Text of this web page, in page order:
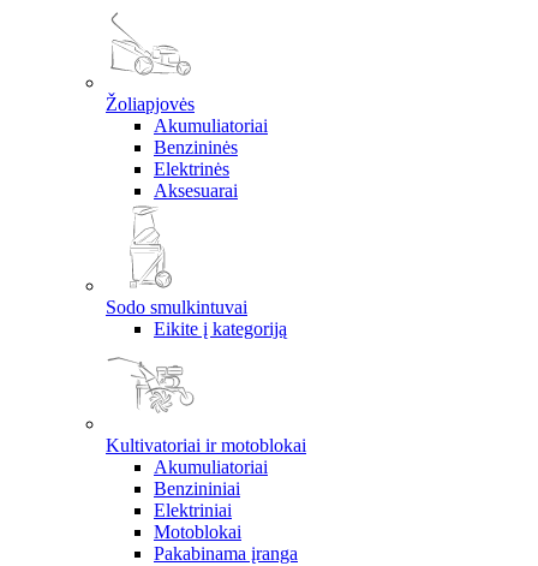
Žoliapjovės
Akumuliatoriai
Benzininės
Elektrinės
Aksesuarai
Sodo smulkintuvai
Eikite į kategoriją
Kultivatoriai ir motoblokai
Akumuliatoriai
Benzininiai
Elektriniai
Motoblokai
Pakabinama įranga